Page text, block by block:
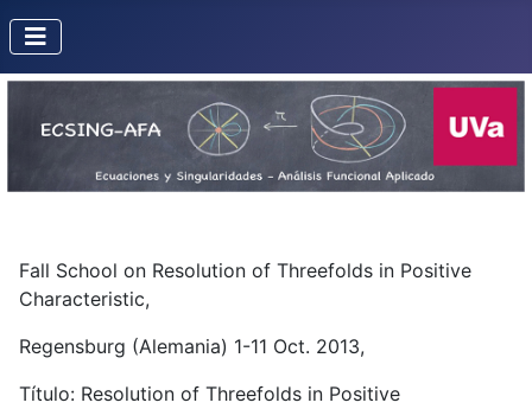
Fall School on Resolution of Threefolds in Positive
Characteristic,
Regensburg (Alemania) 1-11 Oct. 2013,
Título: Resolution of Threefolds in Positive